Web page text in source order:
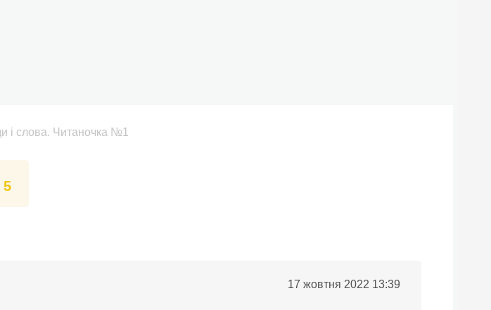
і слова. Читаночка №1
5
17 жовтня 2022 13:39